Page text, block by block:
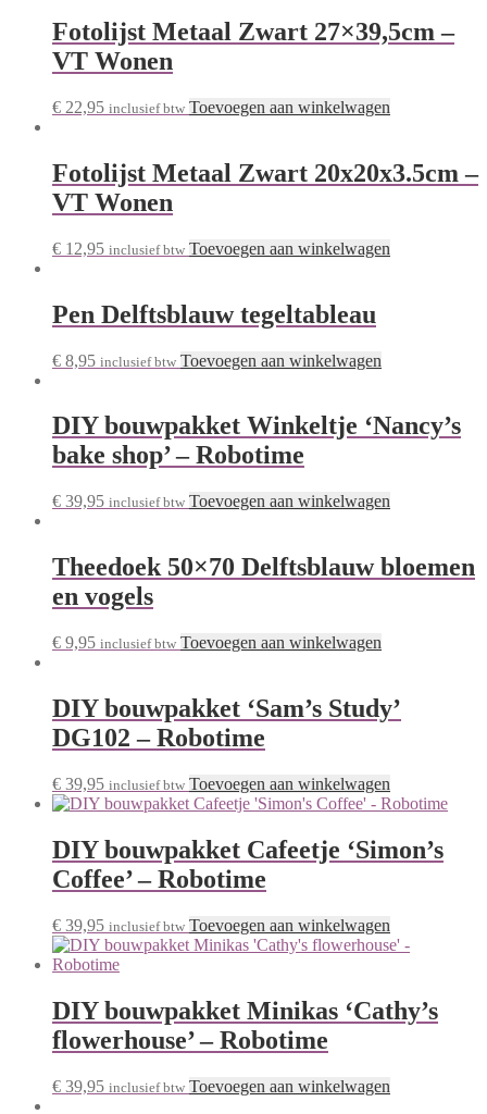
Fotolijst Metaal Zwart 27×39,5cm –
VT Wonen
€ 22,95 inclusief btw Toevoegen aan winkelwagen
Fotolijst Metaal Zwart 20x20x3.5cm –
VT Wonen
€ 12,95 inclusief btw Toevoegen aan winkelwagen
Pen Delftsblauw tegeltableau
€ 8,95 inclusief btw Toevoegen aan winkelwagen
DIY bouwpakket Winkeltje ‘Nancy’s
bake shop’ – Robotime
€ 39,95 inclusief btw Toevoegen aan winkelwagen
Theedoek 50×70 Delftsblauw bloemen
en vogels
€ 9,95 inclusief btw Toevoegen aan winkelwagen
DIY bouwpakket ‘Sam’s Study’
DG102 – Robotime
€ 39,95 inclusief btw Toevoegen aan winkelwagen
DIY bouwpakket Cafeetje ‘Simon’s
Coffee’ – Robotime
€ 39,95 inclusief btw Toevoegen aan winkelwagen
DIY bouwpakket Minikas ‘Cathy’s
flowerhouse’ – Robotime
€ 39,95 inclusief btw Toevoegen aan winkelwagen